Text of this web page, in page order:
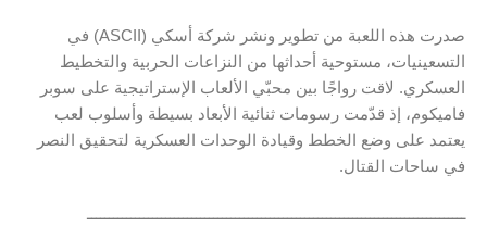
صدرت هذه اللعبة من تطوير ونشر شركة أسكي (ASCII) في
التسعينيات، مستوحية أحداثها من النزاعات الحربية والتخطيط
العسكري. لاقت رواجًا بين محبّي الألعاب الإستراتيجية على سوبر
فاميكوم، إذ قدّمت رسومات ثنائية الأبعاد بسيطة وأسلوب لعب
يعتمد على وضع الخطط وقيادة الوحدات العسكرية لتحقيق النصر
في ساحات القتال.
ـــــــــــــــــــــــــــــــــــــــــــــــــــــــــــــــــــــــــــــــــــــــ